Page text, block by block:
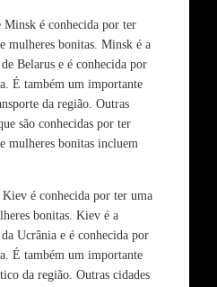
Minsk é conhecida por ter
mulheres bonitas. Minsk é a
Belarus e é conhecida por
É também um importante
da região. Outras
são conhecidas por ter
mulheres bonitas incluem
é conhecida por ter uma
bonitas. Kiev é a
Ucrânia e é conhecida por
É também um importante
da região. Outras cidades